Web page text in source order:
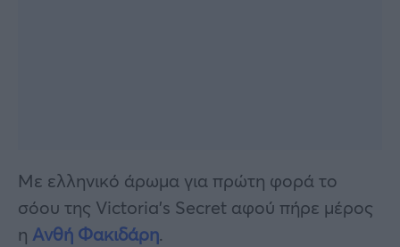
Με ελληνικό άρωμα για πρώτη φορά το
σόου της Victoria’s Secret αφού πήρε μέρος
η Ανθή Φακιδάρη.